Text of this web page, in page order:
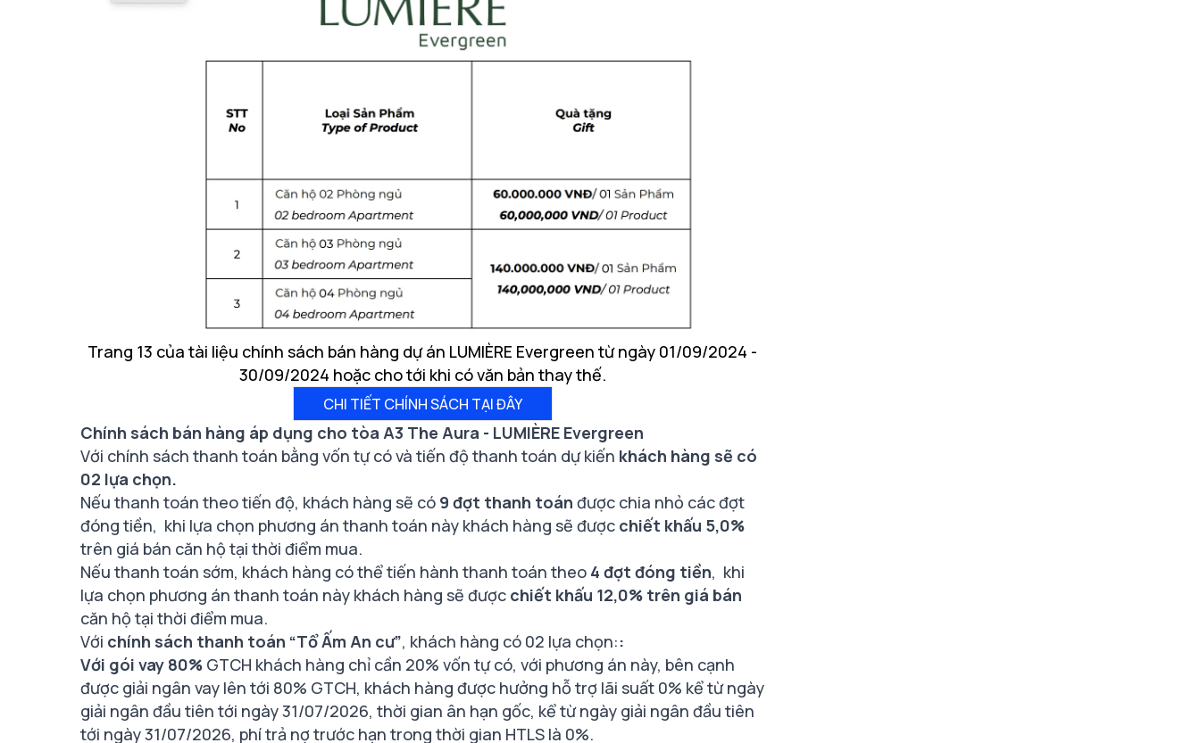
Trang 13 của tài liệu chính sách bán hàng dự án LUMIÈRE Evergreen từ ngày 01/09/2024 -
30/09/2024 hoặc cho tới khi có văn bản thay thế.
CHI TIẾT CHÍNH SÁCH TẠI ĐÂY
Chính sách bán hàng áp dụng cho tòa A3 The Aura - LUMIÈRE Evergreen
Với chính sách thanh toán bằng vốn tự có và tiến độ thanh toán dự kiến khách hàng sẽ có
02 lựa chọn.
Nếu thanh toán theo tiến độ, khách hàng sẽ có 9 đợt thanh toán được chia nhỏ các đợt
đóng tiền, khi lựa chọn phương án thanh toán này khách hàng sẽ được chiết khấu 5,0%
trên giá bán căn hộ tại thời điểm mua.
Nếu thanh toán sớm, khách hàng có thể tiến hành thanh toán theo 4 đợt đóng tiền, khi
lựa chọn phương án thanh toán này khách hàng sẽ được chiết khấu 12,0% trên giá bán
căn hộ tại thời điểm mua.
Với chính sách thanh toán “Tổ Ấm An cư”, khách hàng có 02 lựa chọn::
Với gói vay 80% GTCH khách hàng chỉ cần 20% vốn tự có, với phương án này, bên cạnh
được giải ngân vay lên tới 80% GTCH, khách hàng được hưởng hỗ trợ lãi suất 0% kể từ ngày
giải ngân đầu tiên tới ngày 31/07/2026, thời gian ân hạn gốc, kể từ ngày giải ngân đầu tiên
tới ngày 31/07/2026, phí trả nợ trước hạn trong thời gian HTLS là 0%.